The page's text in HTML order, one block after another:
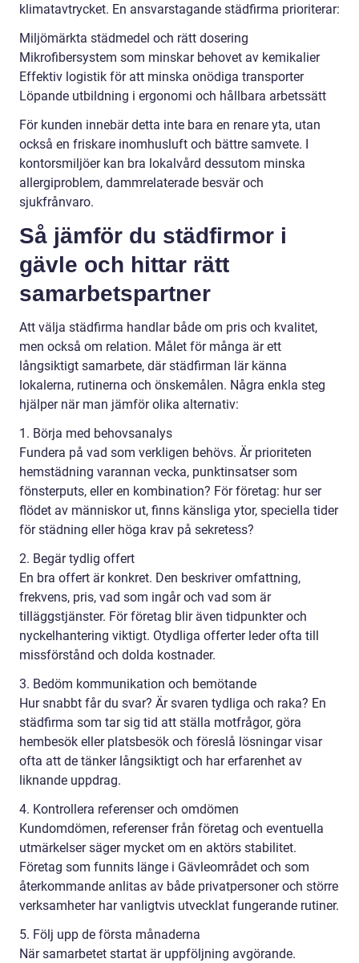
klimatavtrycket. En ansvarstagande städfirma prioriterar:
Miljömärkta städmedel och rätt dosering
Mikrofibersystem som minskar behovet av kemikalier
Effektiv logistik för att minska onödiga transporter
Löpande utbildning i ergonomi och hållbara arbetssätt
För kunden innebär detta inte bara en renare yta, utan
också en friskare inomhusluft och bättre samvete. I
kontorsmiljöer kan bra lokalvård dessutom minska
allergiproblem, dammrelaterade besvär och
sjukfrånvaro.
Så jämför du städfirmor i
gävle och hittar rätt
samarbetspartner
Att välja städfirma handlar både om pris och kvalitet,
men också om relation. Målet för många är ett
långsiktigt samarbete, där städfirman lär känna
lokalerna, rutinerna och önskemålen. Några enkla steg
hjälper när man jämför olika alternativ:
1. Börja med behovsanalys
Fundera på vad som verkligen behövs. Är prioriteten
hemstädning varannan vecka, punktinsatser som
fönsterputs, eller en kombination? För företag: hur ser
flödet av människor ut, finns känsliga ytor, speciella tider
för städning eller höga krav på sekretess?
2. Begär tydlig offert
En bra offert är konkret. Den beskriver omfattning,
frekvens, pris, vad som ingår och vad som är
tilläggstjänster. För företag blir även tidpunkter och
nyckelhantering viktigt. Otydliga offerter leder ofta till
missförstånd och dolda kostnader.
3. Bedöm kommunikation och bemötande
Hur snabbt får du svar? Är svaren tydliga och raka? En
städfirma som tar sig tid att ställa motfrågor, göra
hembesök eller platsbesök och föreslå lösningar visar
ofta att de tänker långsiktigt och har erfarenhet av
liknande uppdrag.
4. Kontrollera referenser och omdömen
Kundomdömen, referenser från företag och eventuella
utmärkelser säger mycket om en aktörs stabilitet.
Företag som funnits länge i Gävleområdet och som
återkommande anlitas av både privatpersoner och större
verksamheter har vanligtvis utvecklat fungerande rutiner.
5. Följ upp de första månaderna
När samarbetet startat är uppföljning avgörande.